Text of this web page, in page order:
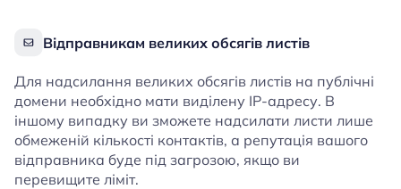
Відправникам великих обсягів листів
Для надсилання великих обсягів листів на публічні
домени необхідно мати виділену IP-адресу. В
іншому випадку ви зможете надсилати листи лише
обмеженій кількості контактів, а репутація вашого
відправника буде під загрозою, якщо ви
перевищите ліміт.